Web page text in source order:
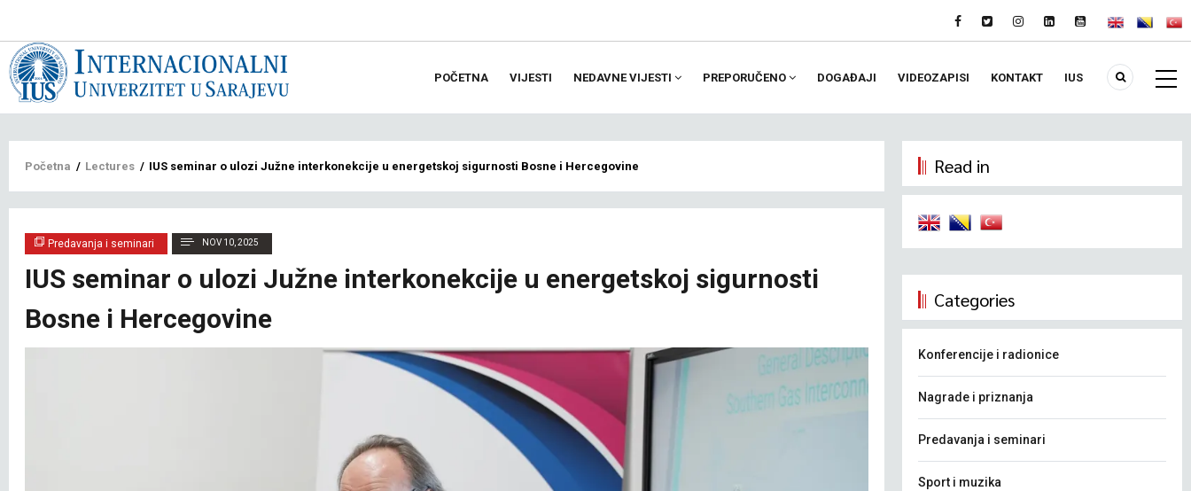
POČETNA VIJESTI NEDAVNE VIJESTI PREPORUČENO DOGAĐAJI VIDEOZAPISI KONTAKT IUS
Breadcrumb
Početna / Lectures / IUS seminar o ulozi Južne interkonekcije u energetskoj sigurnosti Bosne i Hercegovine
Predavanja i seminari NOV 10, 2025
IUS seminar o ulozi Južne interkonekcije u energetskoj sigurnosti
Bosne i Hercegovine
Read in
Categories
Konferencije i radionice
Nagrade i priznanja
Predavanja i seminari
Sport i muzika